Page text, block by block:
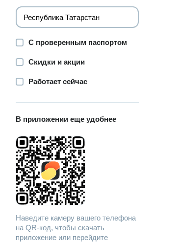
С проверенным паспортом
Скидки и акции
Работает сейчас
В приложении еще удобнее
Наведите камеру вашего телефона
на QR-код, чтобы скачать
приложение или перейдите